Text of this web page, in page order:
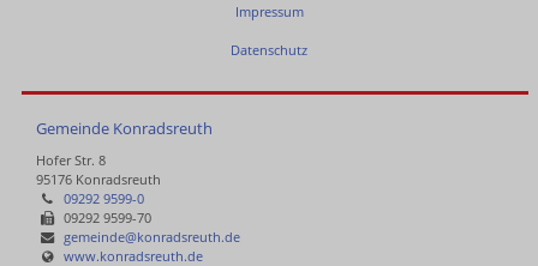
Impressum
Datenschutz
Gemeinde Konradsreuth
Hofer Str. 8
95176 Konradsreuth
09292 9599-0
09292 9599-70
gemeinde@konradsreuth.de
www.konradsreuth.de